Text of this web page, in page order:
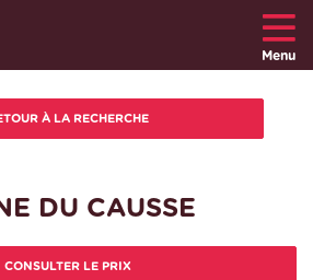
Menu
DU CAUSSE
CONSULTER LE PRIX